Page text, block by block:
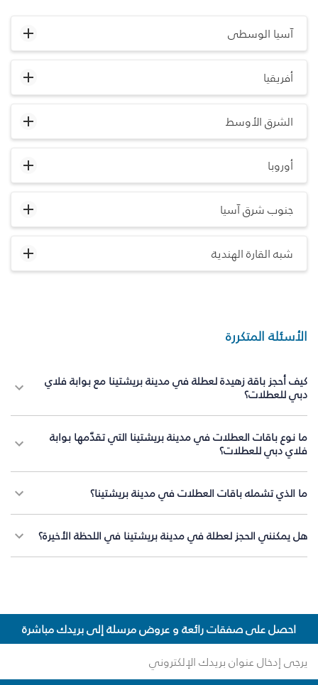
آسيا الوسطى
أفريقيا
الشرق الأوسط
أوروبا
جنوب شرق آسيا
شبه القارة الهندية
الأسئلة المتكررة
كيف أحجز باقة زهيدة لعطلة في مدينة بريشتينا مع بوابة فلاي
دبي للعطلات؟
ما نوع باقات العطلات في مدينة بريشتينا التي تقدّمها بوابة
فلاي دبي للعطلات؟
ما الذي تشمله باقات العطلات في مدينة بريشتينا؟
هل يمكنني الحجز لعطلة في مدينة بريشتينا في اللحظة الأخيرة؟
احصل على صفقات رائعة و عروض مرسلة إلى بريدك مباشرة